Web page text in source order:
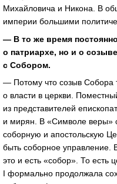
Михайловича и Никона. В
империи большими
— В то же время
о патриархе, но и о
с Собором.
— Потому что созыв Собора
о власти в церкви.
из представителей
и мирян. В «Символе веры»
соборную и апостольскую
быть соборное управление.
это и есть «собор». То есть
I формально продолжала